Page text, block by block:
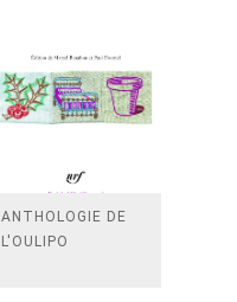
ANTHOLOGIE DE
L'OULIPO